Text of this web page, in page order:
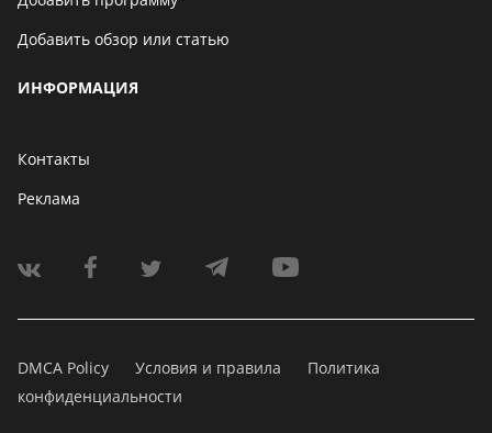
Добавить обзор или статью
ИНФОРМАЦИЯ
Контакты
Реклама
DMCA Policy Условия и правила
Политика
конфиденциальности